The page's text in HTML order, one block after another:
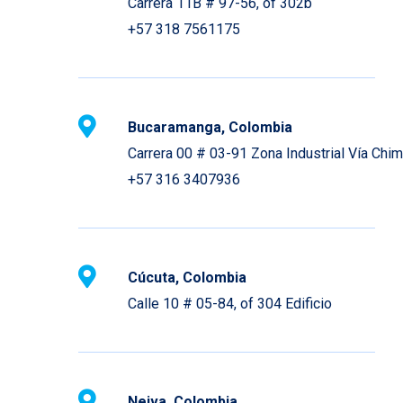
+57 318 7561175
Bucaramanga, Colombia
Carrera 00 # 03-91 Zona Industrial Vía
+57 316 3407936
Cúcuta, Colombia
Calle 10 # 05-84, of 304 Edificio